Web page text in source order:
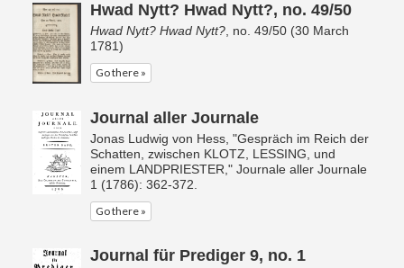
Hwad Nytt? Hwad Nytt?, no. 49/50
Hwad Nytt? Hwad Nytt? , no. 49/50 (30 March
1781)
Go there »
Journal aller Journale
Jonas Ludwig von Hess, "Gespräch im Reich der
Schatten, zwischen KLOTZ, LESSING, und
einem LANDPRIESTER," Journale aller Journale
1 (1786): 362-372.
Go there »
Journal für Prediger 9, no. 1